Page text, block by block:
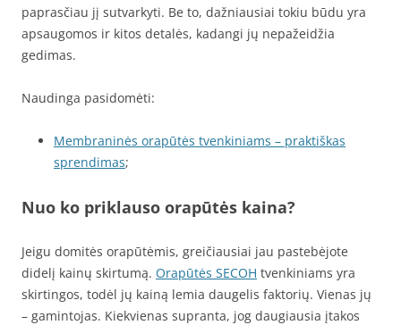
paprasčiau jį sutvarkyti. Be to, dažniausiai tokiu būdu yra
apsaugomos ir kitos detalės, kadangi jų nepažeidžia
gedimas.
Naudinga pasidomėti:
Membraninės orapūtės tvenkiniams – praktiškas
sprendimas;
Nuo ko priklauso orapūtės kaina?
Jeigu domitės orapūtėmis, greičiausiai jau pastebėjote
didelį kainų skirtumą. Orapūtės SECOH tvenkiniams yra
skirtingos, todėl jų kainą lemia daugelis faktorių. Vienas jų
– gamintojas. Kiekvienas supranta, jog daugiausia įtakos